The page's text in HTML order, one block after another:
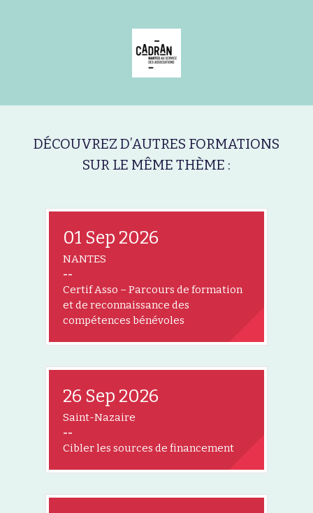
DÉCOUVREZ D’AUTRES FORMATIONS
SUR LE MÊME THÈME :
01 Sep 2026
NANTES
--
Certif Asso – Parcours de formation
et de reconnaissance des
compétences bénévoles
26 Sep 2026
Saint-Nazaire
--
Cibler les sources de financement